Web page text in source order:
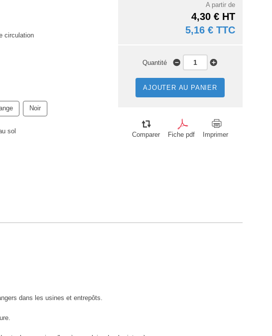
circulation
Noir
sol
A partir de
4,30 € HT
5,16 € TTC
Quantité
AJOUTER AU PANIER
Comparer Fiche pdf Imprimer
dans les usines et entrepôts.